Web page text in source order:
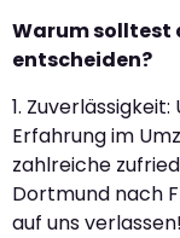
Warum solltest
entscheiden?
1.
Erfahrung im
zahlreiche
Dortmund nach
auf uns verlassen!